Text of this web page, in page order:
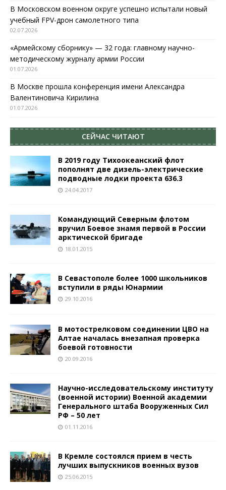
В Московском военном округе успешно испытали новый
учебный FPV-дрон самолетного типа
02.07.2026
«Армейскому сборнику» — 32 года: главному научно-
методическому журналу армии России
01.07.2026
В Москве прошла конференция имени Александра
Валентиновича Кирилина
01.07.2026
СЕЙЧАС ЧИТАЮТ
В 2019 году Тихоокеанский флот
пополнят две дизель-электрические
подводные лодки проекта 636.3
24.04.2017
Командующий Северным флотом
вручил Боевое знамя первой в России
арктической бригаде
18.01.2015
В Севастополе более 1000 школьников
вступили в ряды Юнармии
29.10.2016
В мотострелковом соединении ЦВО на
Алтае началась внезапная проверка
боевой готовности
20.09.2016
Научно-исследовательскому институту
(военной истории) Военной академии
Генерального штаба Вооруженных Сил
РФ – 50 лет
01.11.2016
В Кремле состоялся прием в честь
лучших выпускников военных вузов
25.06.2015